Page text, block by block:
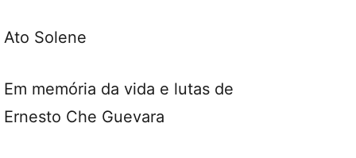
Ato Solene
Em memória da vida e lutas de
Ernesto Che Guevara